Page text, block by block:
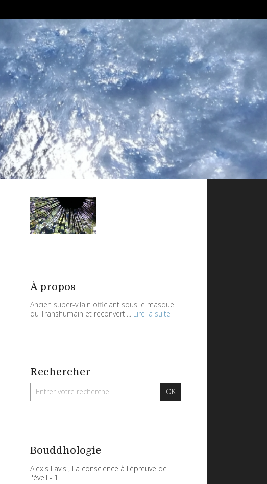
À propos
Ancien super-vilain officiant sous le masque
du Transhumain et reconverti... Lire la suite
Rechercher
Bouddhologie
Alexis Lavis , La conscience à l'épreuve de
l'éveil - 1